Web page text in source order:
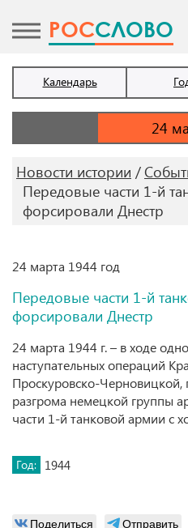
POCСЛОВО
Календарь
Новости истории
Передовые части 1-й
форсировали Днестр
24 марта 1944 год
Передовые части 1-й
форсировали Днестр
24 марта 1944 г. – в ходе
наступательных операций
Проскуровско-Черновицкой,
разгрома немецкой группы
части 1-й танковой армии с
Год: 1944
Поделиться Отправить